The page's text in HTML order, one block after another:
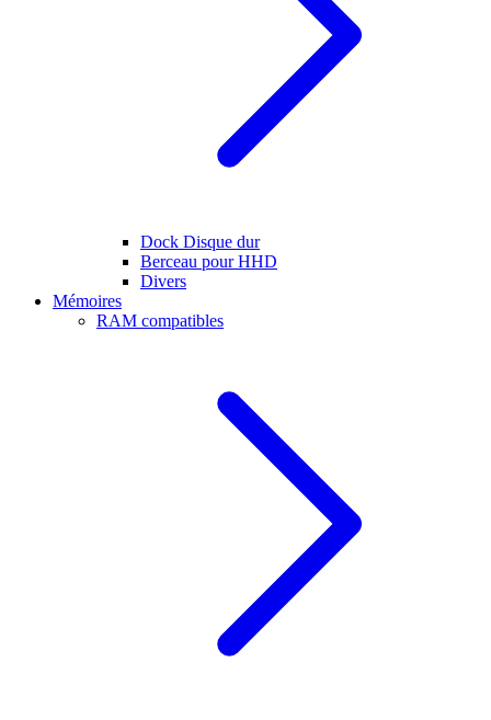
Dock Disque dur
Berceau pour HHD
Divers
Mémoires
RAM compatibles